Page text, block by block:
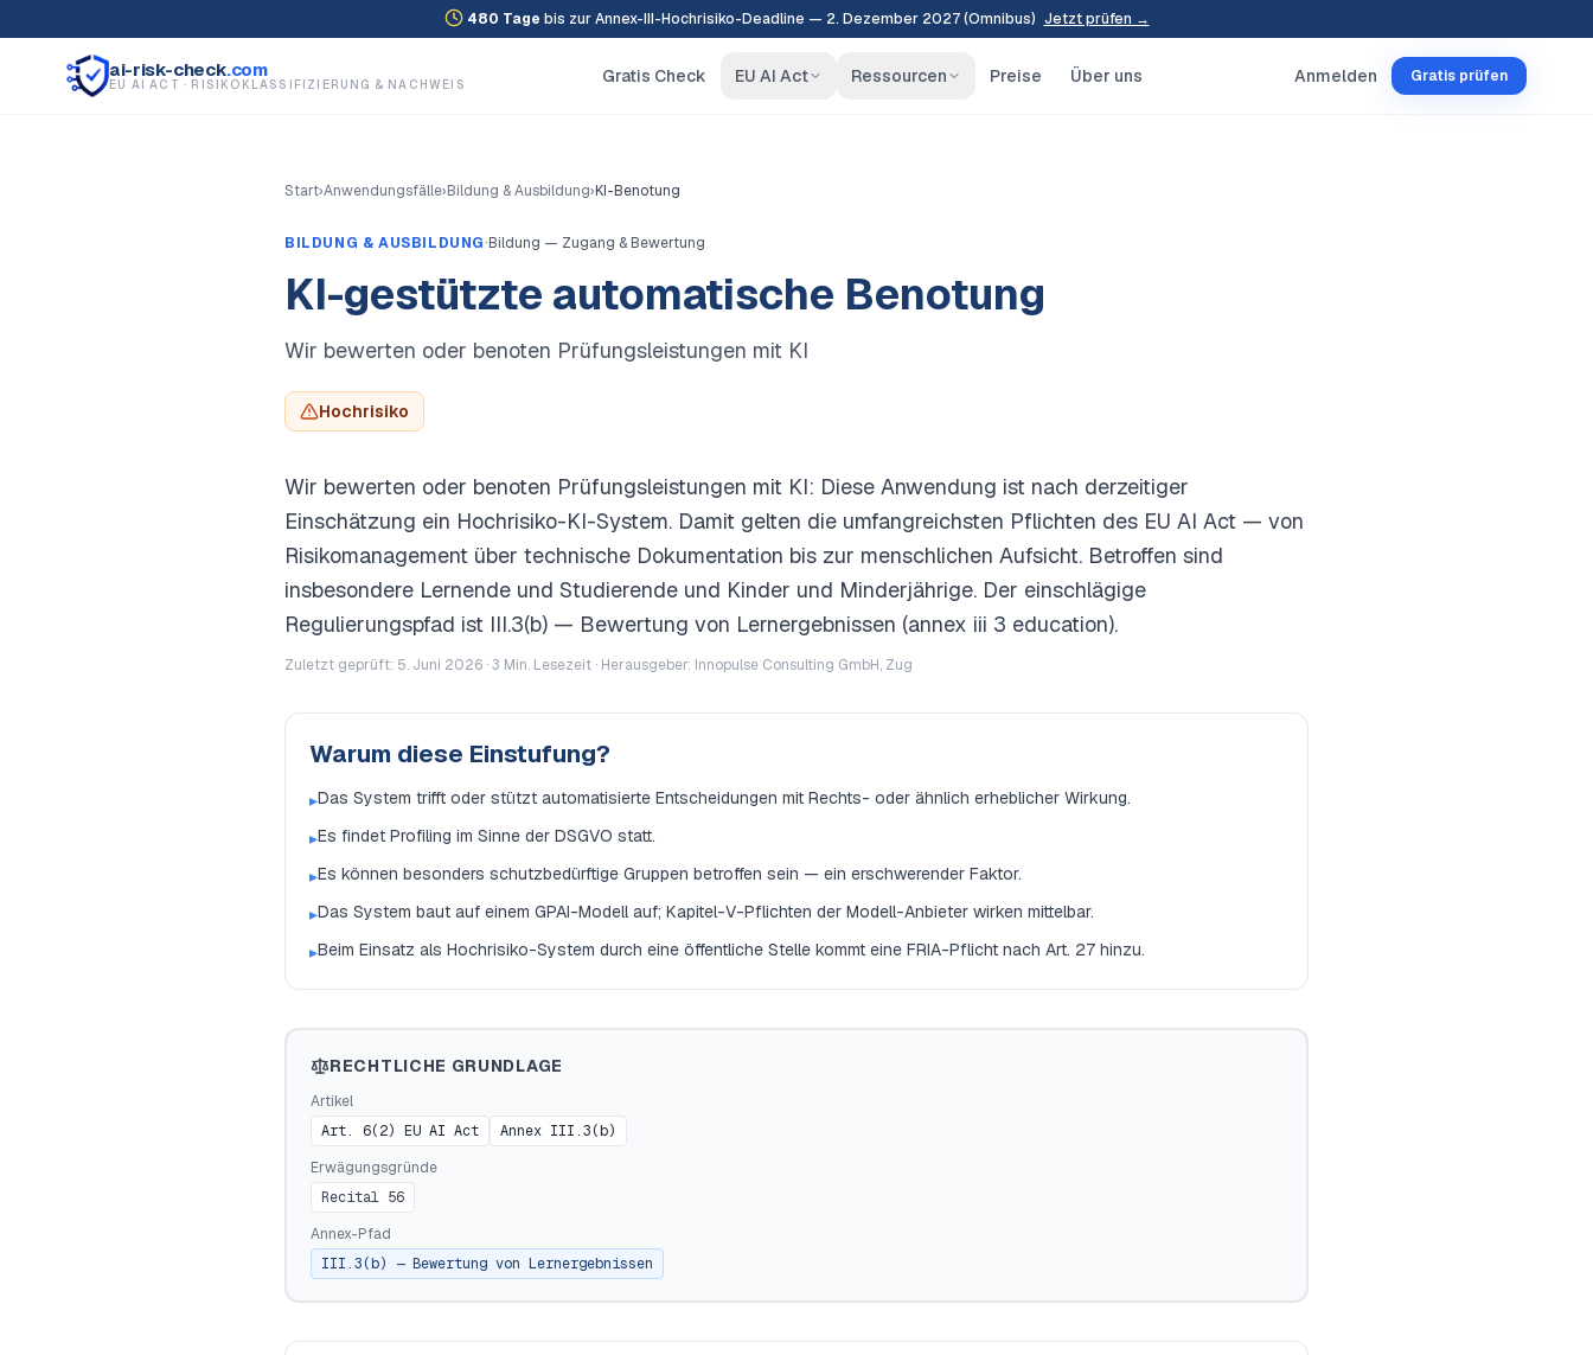
480 Tage bis zur Annex-III-Hochrisiko-Deadline — 2. Dezember 2027 (Omnibus) Jetzt prüfen →
ai-risk-check.com
EU AI ACT · RISIKOKLASSIFIZIERUNG & NACHWEIS Gratis Check EU AI Act Ressourcen Preise Über uns Anmelden Gratis prüfen
Start›Anwendungsfälle›Bildung & Ausbildung›KI-Benotung
BILDUNG & AUSBILDUNG·Bildung — Zugang & Bewertung
KI-gestützte automatische Benotung
Wir bewerten oder benoten Prüfungsleistungen mit KI
Hochrisiko
Wir bewerten oder benoten Prüfungsleistungen mit KI: Diese Anwendung ist nach derzeitiger
Einschätzung ein Hochrisiko-KI-System. Damit gelten die umfangreichsten Pflichten des EU AI Act — von
Risikomanagement über technische Dokumentation bis zur menschlichen Aufsicht. Betroffen sind
insbesondere Lernende und Studierende und Kinder und Minderjährige. Der einschlägige
Regulierungspfad ist III.3(b) — Bewertung von Lernergebnissen (annex iii 3 education).
Zuletzt geprüft: 5. Juni 2026 ·3 Min. Lesezeit · Herausgeber: Innopulse Consulting GmbH, Zug
Warum diese Einstufung?
▸Das System trifft oder stützt automatisierte Entscheidungen mit Rechts- oder ähnlich erheblicher Wirkung.
▸Es findet Profiling im Sinne der DSGVO statt.
▸Es können besonders schutzbedürftige Gruppen betroffen sein — ein erschwerender Faktor.
▸Das System baut auf einem GPAI-Modell auf; Kapitel-V-Pflichten der Modell-Anbieter wirken mittelbar.
▸Beim Einsatz als Hochrisiko-System durch eine öffentliche Stelle kommt eine FRIA-Pflicht nach Art. 27 hinzu.
RECHTLICHE GRUNDLAGE
Artikel
Art. 6(2) EU AI Act
Annex III.3(b)
Erwägungsgründe
Recital 56
Annex-Pfad
III.3(b) — Bewertung von Lernergebnissen